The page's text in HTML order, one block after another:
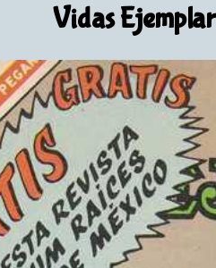
Vidas